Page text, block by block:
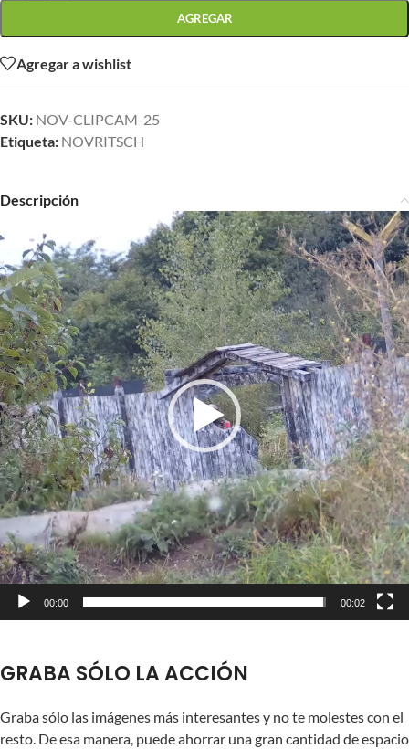
AGREGAR
Agregar a wishlist
SKU: NOV-CLIPCAM-25
Etiqueta: NOVRITSCH
Descripción
de
vídeo
00:00 00:02
GRABA SÓLO LA ACCIÓN
Graba sólo las imágenes más interesantes y no te molestes con el
resto. De esa manera, puede ahorrar una gran cantidad de espacio